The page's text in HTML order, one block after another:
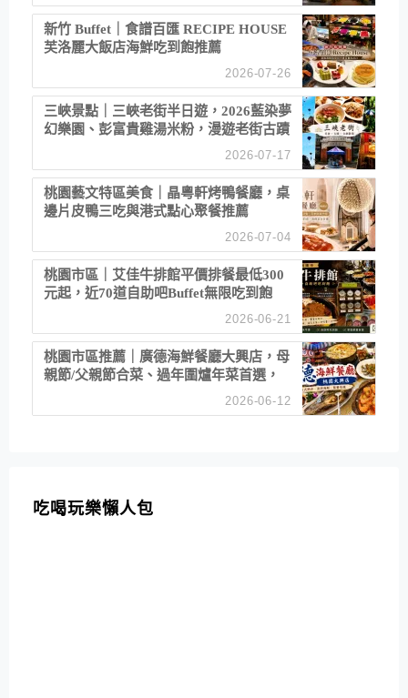
新竹 Buffet｜食譜百匯 RECIPE HOUSE
芙洛麗大飯店海鮮吃到飽推薦
2026-07-26
三峽景點｜三峽老街半日遊，2026藍染夢
幻樂園、彭富貴雞湯米粉，漫遊老街古蹟
2026-07-17
桃園藝文特區美食｜晶粵軒烤鴨餐廳，桌
邊片皮鴨三吃與港式點心聚餐推薦
2026-07-04
桃園市區｜艾佳牛排館平價排餐最低300
元起，近70道自助吧Buffet無限吃到飽
2026-06-21
桃園市區推薦｜廣德海鮮餐廳大興店，母
親節/父親節合菜、過年圍爐年菜首選，
2026-06-12
吃喝玩樂懶人包